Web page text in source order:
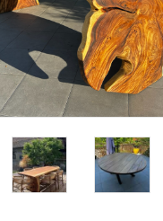
EN PLEIN AIR
RÉALISATIONS